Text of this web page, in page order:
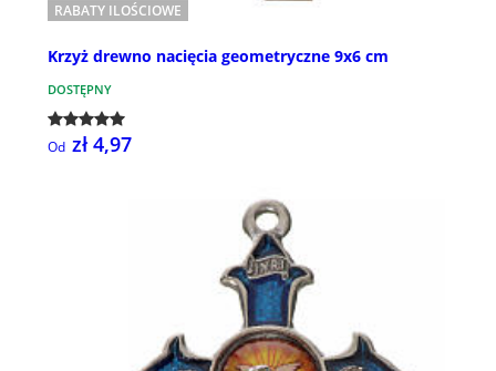
RABATY ILOŚCIOWE
Krzyż drewno nacięcia geometryczne 9x6 cm
DOSTĘPNY
Od zł 4,97